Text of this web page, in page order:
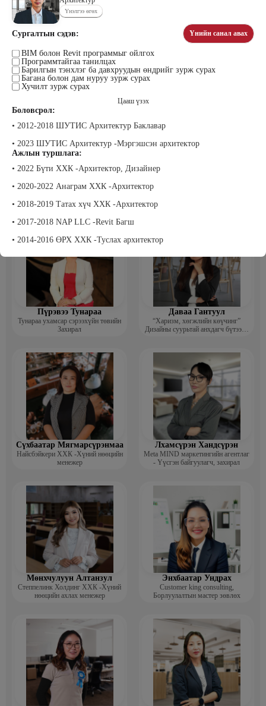
Үнэлгээ өгөх
Сургалтын сэдэв: Үнийн санал авах
BIM болон Revit программыг ойлгох
Программтайгаа танилцах
Барилгын тэнхлэг ба давхруудын өндрийг зурж сурах
Багана болон дам нуруу зурж сурах
Хучилт зурж сурах
Цааш үзэх
Боловсрол:
• 2012-2018 ШУТИС Архитектур Баклавар
• 2023 ШУТИС Архитектур -Мэргэшсэн архитектор
Ажлын туршлага:
• 2022 Бүти ХХК -Архитектор, Дизайнер
• 2020-2022 Анаграм ХХК -Архитектор
• 2018-2019 Татах хүч ХХК -Архитектор
• 2017-2018 NAP LLC -Revit Багш
• 2014-2016 ӨРХ ХХК -Туслах архитектор
Дэмас Ред Камел ХХК Үүсгэн
байгуулагч
Жавзандулам Гантулга
Сэтгэцийн эрүүл мэндийн үндэсний
судлаач
Би Пи Солюшн ХХК-ны Гүйцэтгэх
Прожект Менежмент Консалтинг,
Пүрэвээ Тунараа
Тунараа ухамсар сэрээхүйн төвийн
Захирал
Даваа Гантуул
“Харизм, хөгжлийн көүчинг”
Дизайны суурьтай анхдагч бүтээлч
Сүхбаатар Мягмарсүрэнмаа
Найсбэйкери ХХК -Хүний нөөцийн
менежер
Лхамсүрэн Хандсүрэн
Meta MIND маркетингийн агентлаг
- Үүсгэн байгуулагч, захирал
Мөнхчулуун Алтанзул
Степпелинк Холдинг ХХК -Хүний
нөөцийн ахлах менежер
Энхбаатар Ундрах
Customer king consulting,
Борлуулалтын мастер зөвлөх